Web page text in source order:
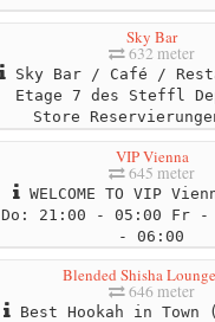
Sky Bar
632 meter
Sky Bar / Café /
Etage 7 des Steffl
Store
VIP Vienna
645 meter
WELCOME TO VIP
Do: 21:00 - 05:00 Fr -
- 06:00
Blended Shisha
646 meter
Best Hookah in Town